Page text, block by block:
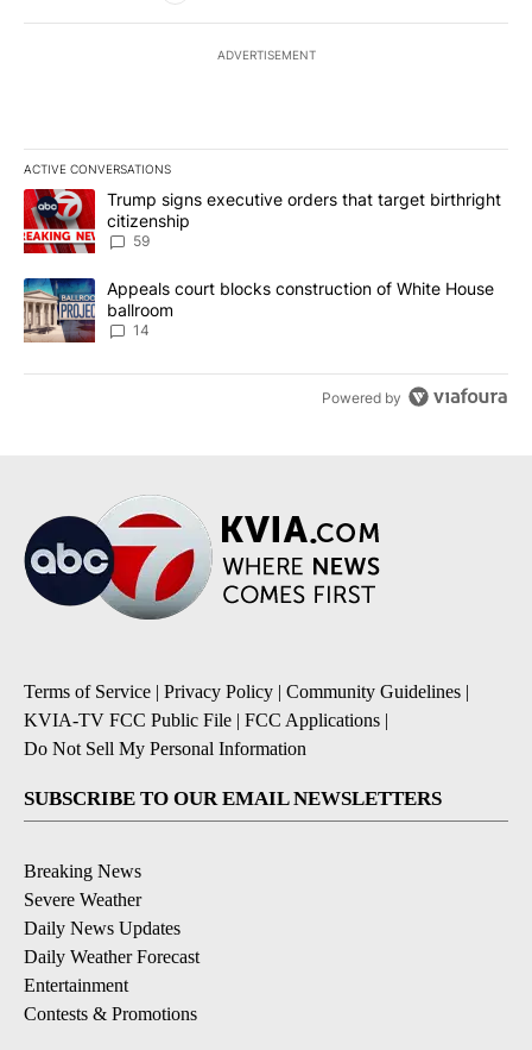
ADVERTISEMENT
ACTIVE CONVERSATIONS
The following is a list of the most commented articles in the last
A trending article titled "Trump signs executive orders that
Trump signs executive orders that target birthright
citizenship
59
A trending article titled "Appeals court blocks construction of
Appeals court blocks construction of White House
ballroom
14
Powered by
Terms of Service | Privacy Policy | Community Guidelines |
KVIA-TV FCC Public File | FCC Applications |
Do Not Sell My Personal Information
SUBSCRIBE TO OUR EMAIL NEWSLETTERS
Breaking News
Severe Weather
Daily News Updates
Daily Weather Forecast
Entertainment
Contests & Promotions